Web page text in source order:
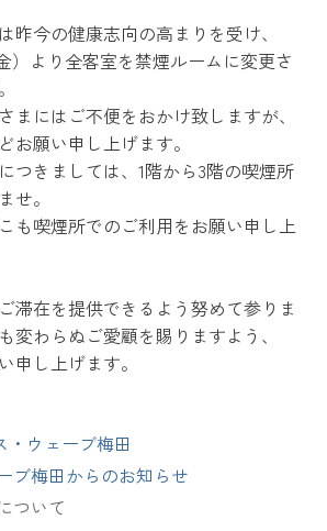
昨今の健康志向の高まりを受け、
）より全客室を禁煙ルームに変更さ
まにはご不便をおかけ致しますが、
お願い申し上げます。
つきましては、1階から3階の喫煙所
せ。
も喫煙所でのご利用をお願い申し上
滞在を提供できるよう努めて参りま
変わらぬご愛顧を賜りますよう、
申し上げます。
・ウェーブ梅田
ブ梅田からのお知らせ
ついて